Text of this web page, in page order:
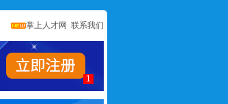
掌上人才网 联系我们
1